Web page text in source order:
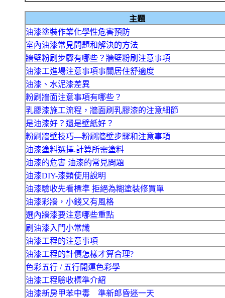
主題
油漆塗裝作業化學性危害預防
室內油漆常見問題和解決的方法
牆壁粉刷步驟有哪些？牆壁粉刷注意事項
油漆工進場注意事項事關居住舒適度
油漆、水泥漆差異
粉刷牆面注意事項有哪些？
乳膠漆施工流程，牆面刷乳膠漆的注意細節
是油漆好？還是壁紙好？
粉刷牆壁技巧—粉刷牆壁步驟和注意事項
油漆塗料選擇.計算所需塗料
油漆的危害 油漆的常見問題
油漆DIY-漆類使用說明
油漆驗收先看標準 拒絕為糊塗裝修買單
油漆彩牆，小錢又有風格
選內牆漆要注意哪些重點
刷油漆入門小常識
油漆工程的注意事項
油漆工程的計價怎樣才算合理?
色彩五行 / 五行開運色彩學
油漆工程驗收標準介紹
油漆新房甲苯中毒 準新郎昏迷一天